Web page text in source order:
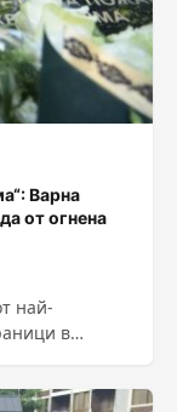
Варна
от огнена
най-
в